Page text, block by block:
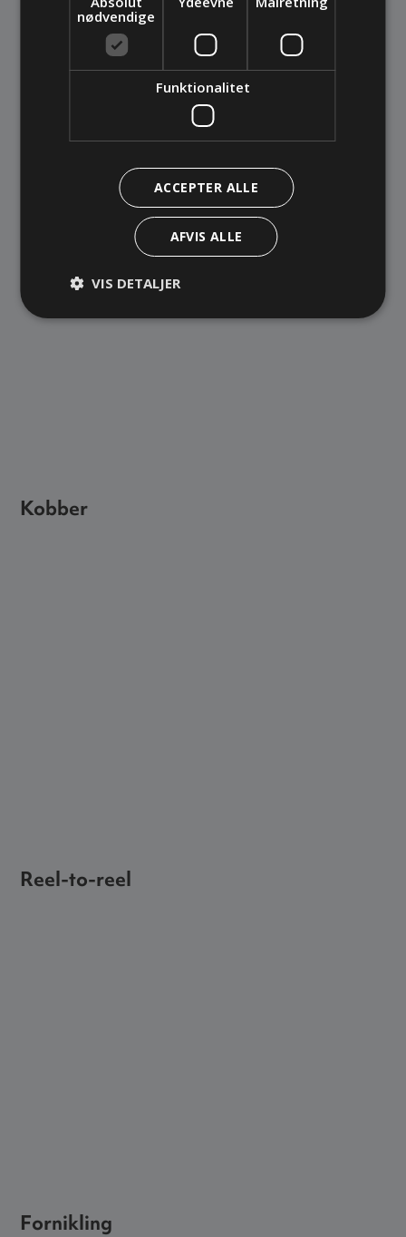
Galvanisk sølv
Kobber
Reel-to-reel
Fornikling
nødvendige
Funktionalitet
ACCEPTER ALLE
AFVIS ALLE
VIS DETALJER